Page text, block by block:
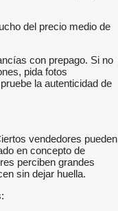
del precio medio de
con prepago. Si no
pida fotos
la autenticidad de
vendedores pueden
en concepto de
perciben grandes
sin dejar huella.